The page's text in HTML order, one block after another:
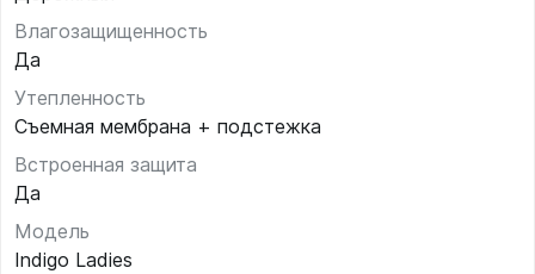
Влагозащищенность
Да
Утепленность
Съемная мембрана + подстежка
Встроенная защита
Да
Модель
Indigo Ladies